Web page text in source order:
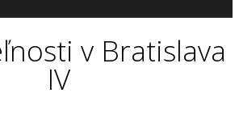
v Bratislava
IV